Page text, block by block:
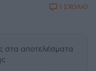
1 ΣΧΟΛΙΟ
στα αποτελέσματα